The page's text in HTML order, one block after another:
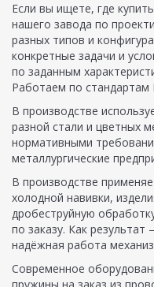
Если вы ищете, где
нашего завода по
разных типов и
конкретные задачи и
по заданным
Работаем по стандартам
В производстве
разной стали и цветных
нормативными
металлургические
В производстве
холодной навивки,
дробеструйную
по заказу. Как результат
надёжная работа
Современное